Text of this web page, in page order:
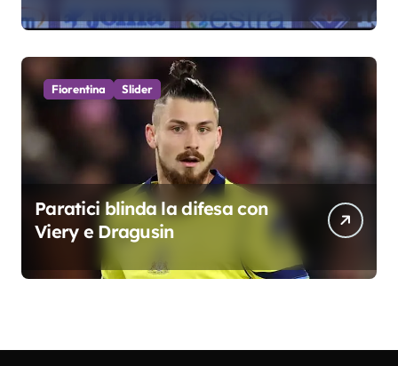
colpo”
Fiorentina Slider
Paratici blinda la difesa con
Viery e Dragusin